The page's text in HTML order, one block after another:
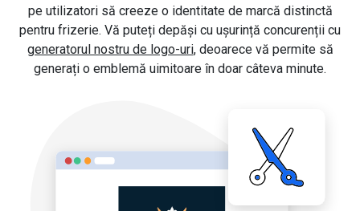
pe utilizatori să creeze o identitate de marcă distinctă
pentru frizerie. Vă puteți depăși cu ușurință concurenții cu
generatorul nostru de logo-uri, deoarece vă permite să
generați o emblemă uimitoare în doar câteva minute.